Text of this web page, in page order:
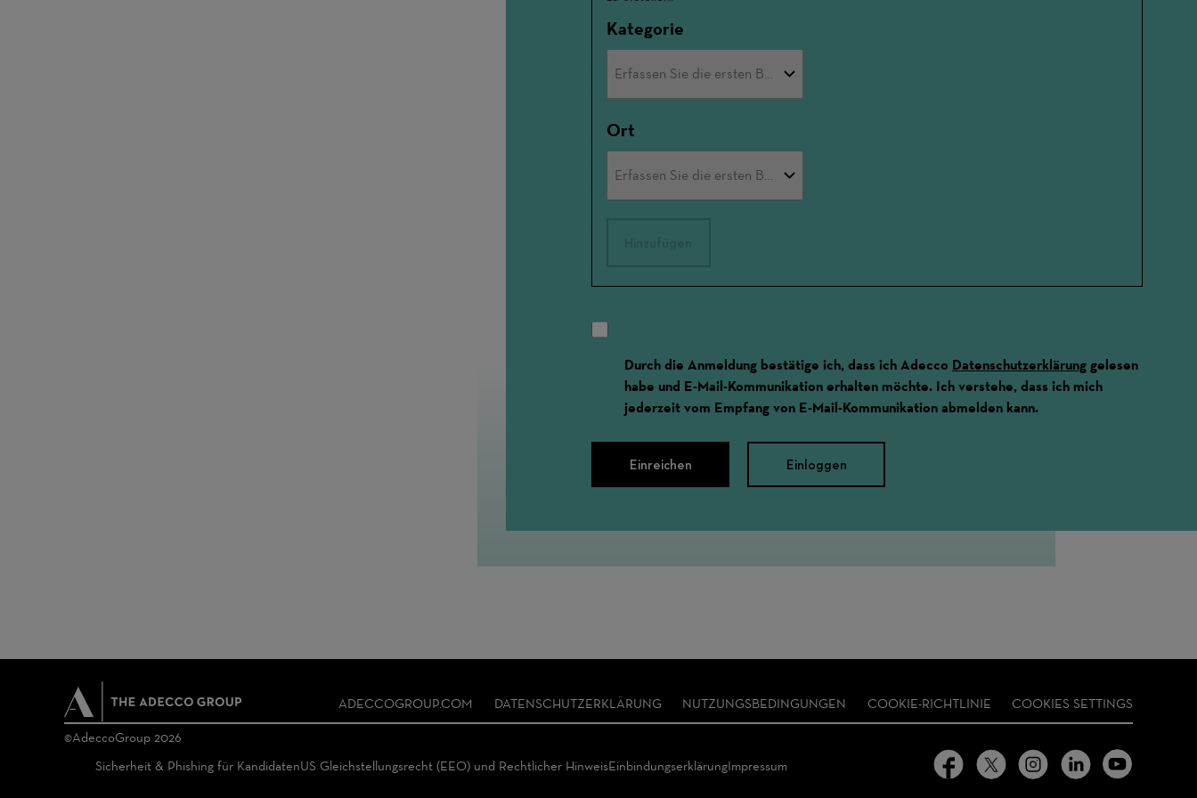
Kategorie
Ort
Durch die Anmeldung bestätige ich, dass ich Adecco Datenschutzerklärung gelesen
habe und E-Mail-Kommunikation erhalten möchte. Ich verstehe, dass ich mich
jederzeit vom Empfang von E-Mail-Kommunikation abmelden kann.
Einreichen Einloggen
THE
ADECCO
ADECCOGROUP.COM DATENSCHUTZERKLÄRUNG NUTZUNGSBEDINGUNGEN COOKIE-RICHTLINIE COOKIES SETTINGS
Sicherheit & Phishing für KandidatenUS Gleichstellungsrecht (EEO) und Rechtlicher HinweisEinbindungserklärungImpressum
©AdeccoGroup 2026